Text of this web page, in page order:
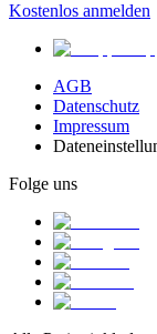
Kostenlos anmelden
AGB
Datenschutz
Impressum
Folge uns